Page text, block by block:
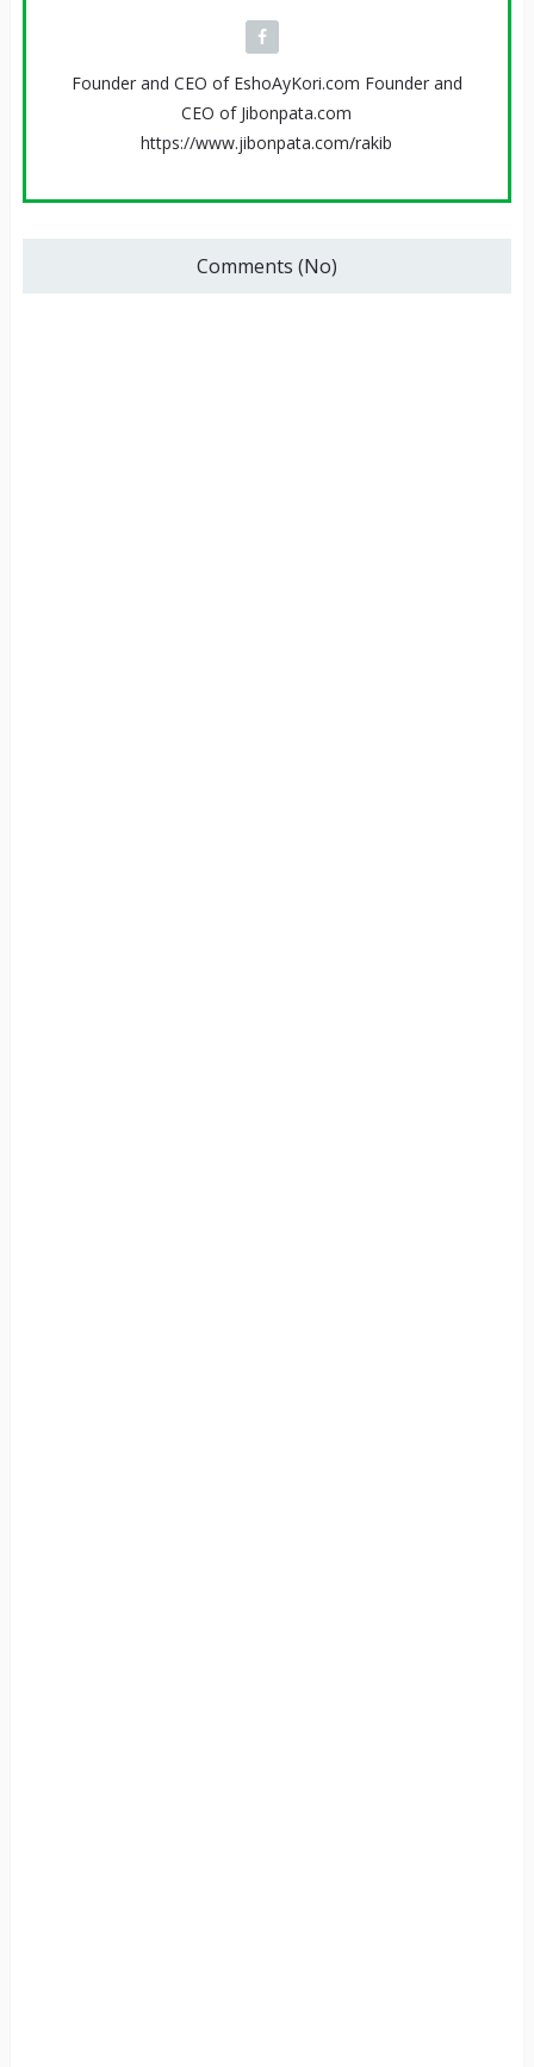
Founder and CEO of EshoAyKori.com Founder and
CEO of Jibonpata.com
https://www.jibonpata.com/rakib
Comments (No)